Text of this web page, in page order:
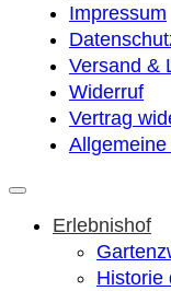
Impressum
Versand &
Widerruf
Vertrag
Erlebnishof
Historie